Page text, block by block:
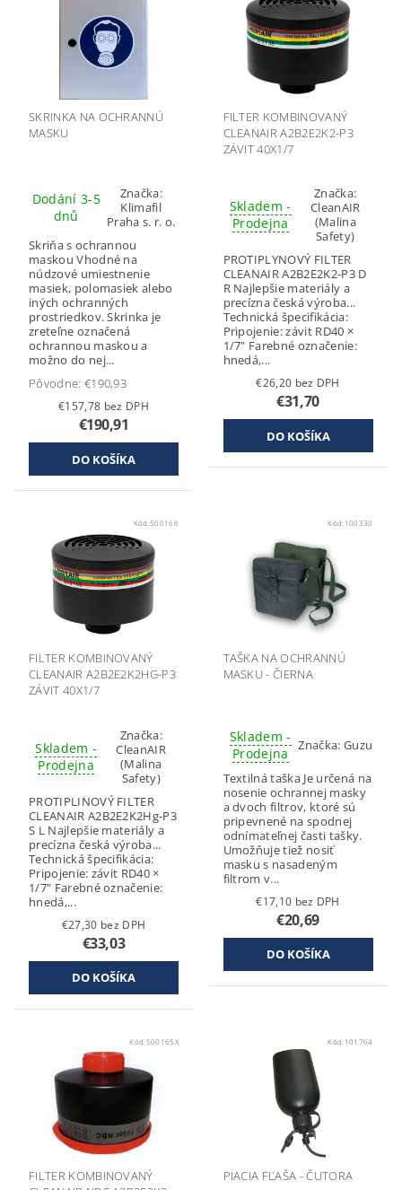
SKRINKA NA OCHRANNÚ
MASKU
Dodání 3-5
dnů
Značka:
Klimafil
Praha s. r. o.
Skriňa s ochrannou
maskou Vhodné na
núdzové umiestnenie
masiek, polomasiek alebo
iných ochranných
prostriedkov. Skrinka je
zreteľne označená
ochrannou maskou a
možno do nej...
Pôvodne: €190,93
€157,78 bez DPH
€190,91
FILTER KOMBINOVANÝ
CLEANAIR A2B2E2K2-P3
ZÁVIT 40X1/7
Skladem -
Prodejna
Značka:
CleanAIR
(Malina
Safety)
PROTIPLYNOVÝ FILTER
CLEANAIR A2B2E2K2-P3 D
R Najlepšie materiály a
precízna česká výroba...
Technická špecifikácia:
Pripojenie: závit RD40 ×
1/7" Farebné označenie:
hnedá,...
€26,20 bez DPH
€31,70
Kód:500166
FILTER KOMBINOVANÝ
CLEANAIR A2B2E2K2HG-P3
ZÁVIT 40X1/7
Skladem -
Prodejna
Značka:
CleanAIR
(Malina
Safety)
PROTIPLINOVÝ FILTER
CLEANAIR A2B2E2K2Hg-P3
S L Najlepšie materiály a
precízna česká výroba...
Technická špecifikácia:
Pripojenie: závit RD40 ×
1/7" Farebné označenie:
hnedá,...
€27,30 bez DPH
€33,03
Kód:100330
TAŠKA NA OCHRANNÚ
MASKU - ČIERNA
Skladem -
Prodejna
Značka: Guzu
Textilná taška Je určená na
nosenie ochrannej masky
a dvoch filtrov, ktoré sú
pripevnené na spodnej
odnímateľnej časti tašky.
Umožňuje tiež nosiť
masku s nasadeným
filtrom v...
€17,10 bez DPH
€20,69
Kód: 500165X
FILTER KOMBINOVANÝ
Kód: 101764
PIACIA FĽAŠA - ČUTORA